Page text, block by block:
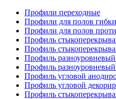
Профили переходные
Профили для полов
Профили для полов
Профиль
Профиль
Профиль
Профиль
Профиль угловой
Профиль угловой
Профиль